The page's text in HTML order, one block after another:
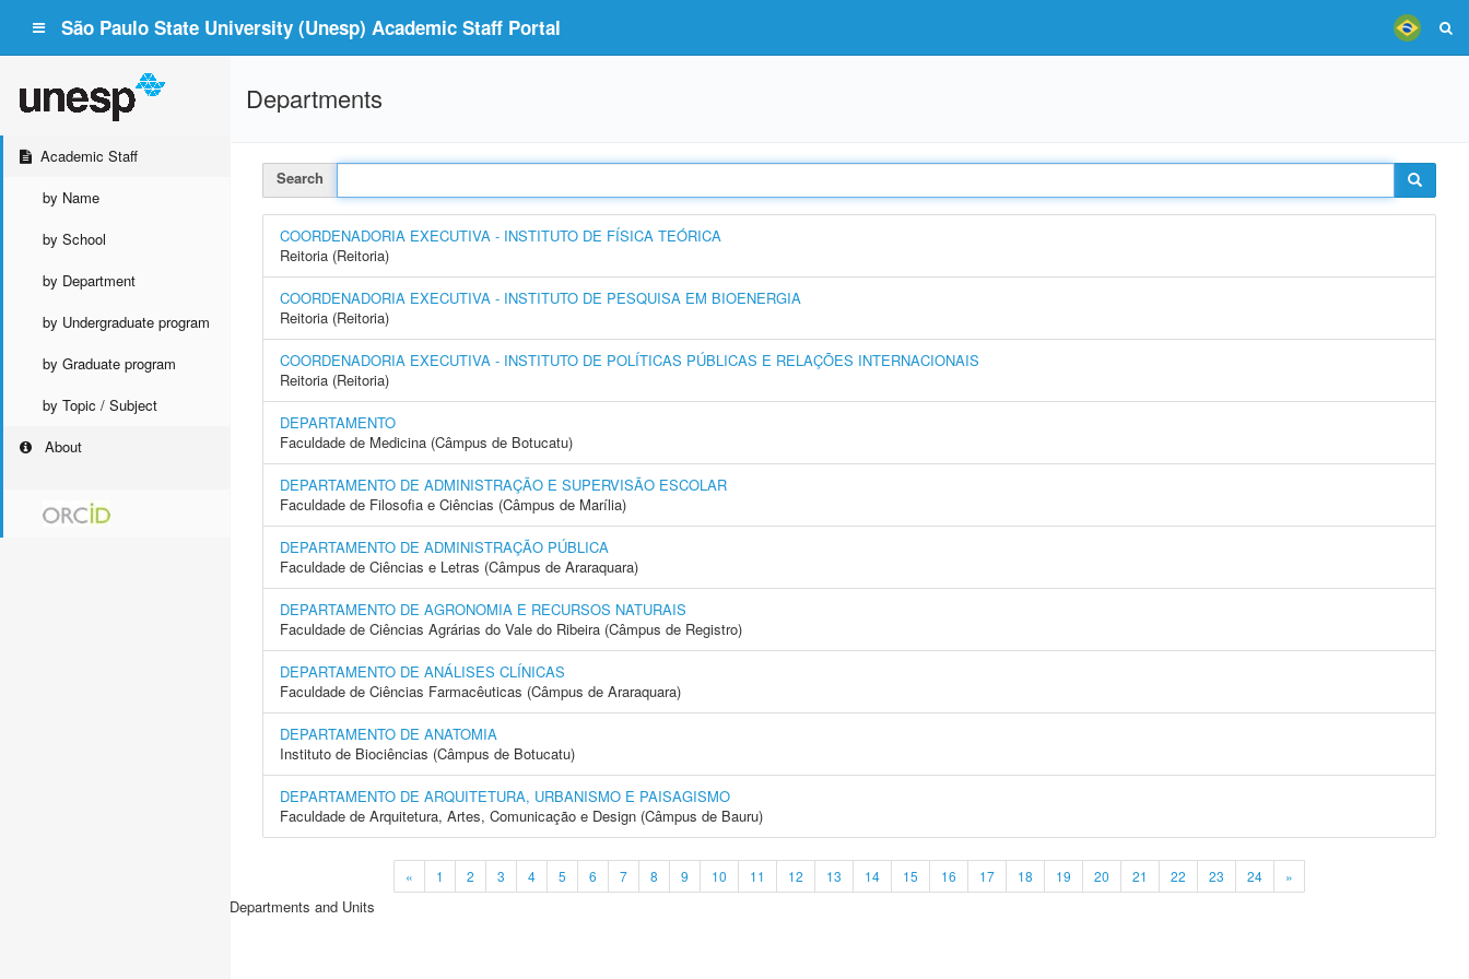
São Paulo State University (Unesp) Academic Staff Portal
Academic Staff
by Name
by School
by Department
by Undergraduate program
by Graduate program
by Topic / Subject
About
Departments
Search
COORDENADORIA EXECUTIVA - INSTITUTO DE FÍSICA TEÓRICA
Reitoria (Reitoria)
COORDENADORIA EXECUTIVA - INSTITUTO DE PESQUISA EM BIOENERGIA
Reitoria (Reitoria)
COORDENADORIA EXECUTIVA - INSTITUTO DE POLÍTICAS PÚBLICAS E RELAÇÕES INTERNACIONAIS
Reitoria (Reitoria)
DEPARTAMENTO
Faculdade de Medicina (Câmpus de Botucatu)
DEPARTAMENTO DE ADMINISTRAÇÃO E SUPERVISÃO ESCOLAR
Faculdade de Filosofia e Ciências (Câmpus de Marília)
DEPARTAMENTO DE ADMINISTRAÇÃO PÚBLICA
Faculdade de Ciências e Letras (Câmpus de Araraquara)
DEPARTAMENTO DE AGRONOMIA E RECURSOS NATURAIS
Faculdade de Ciências Agrárias do Vale do Ribeira (Câmpus de Registro)
DEPARTAMENTO DE ANÁLISES CLÍNICAS
Faculdade de Ciências Farmacêuticas (Câmpus de Araraquara)
DEPARTAMENTO DE ANATOMIA
Instituto de Biociências (Câmpus de Botucatu)
DEPARTAMENTO DE ARQUITETURA, URBANISMO E PAISAGISMO
Faculdade de Arquitetura, Artes, Comunicação e Design (Câmpus de Bauru)
« 1 2 3 4 5 6 7 8 9 10 11 12 13 14 15 16 17 18 19 20 21 22 23 24 »
Departments and Units